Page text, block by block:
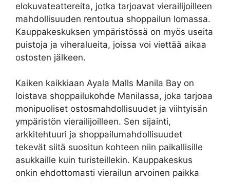
elokuvateattereita, jotka tarjoavat vierailijoilleen
mahdollisuuden rentoutua shoppailun lomassa.
Kauppakeskuksen ympäristössä on myös useita
puistoja ja viheralueita, joissa voi viettää aikaa
ostosten jälkeen.
Kaiken kaikkiaan Ayala Malls Manila Bay on
loistava shoppailukohde Manilassa, joka tarjoaa
monipuoliset ostosmahdollisuudet ja viihtyisän
ympäristön vierailijoilleen. Sen sijainti,
arkkitehtuuri ja shoppailumahdollisuudet
tekevät siitä suositun kohteen niin paikallisille
asukkaille kuin turisteillekin. Kauppakeskus
onkin ehdottomasti vierailun arvoinen paikka